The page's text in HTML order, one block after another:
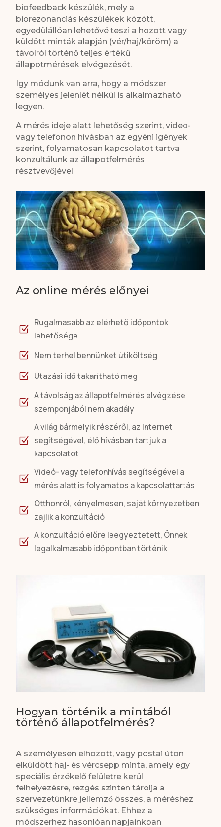
biofeedback készülék, mely a
biorezonanciás készülékek között,
egyedülállóan lehetővé teszi a hozott vagy
küldött minták alapján (vér/haj/köröm) a
távolról történő teljes értékű
állapotmérések elvégezését.
Igy módunk van arra, hogy a módszer
személyes jelenlét nélkül is alkalmazható
legyen.
A mérés ideje alatt lehetőség szerint, video-
vagy telefonon hívásban az egyéni igények
szerint, folyamatosan kapcsolatot tartva
konzultálunk az állapotfelmérés
résztvevőjével.
Az online mérés előnyei
Z
Rugalmasabb az elérhető időpontok
lehetősége
Z Nem terhel bennünket útiköltség
Z Utazási idő takarítható meg
Z
A távolság az állapotfelmérés elvégzése
szemponjából nem akadály
Z
A világ bármelyik részéről, az Internet
segítségével, élő hívásban tartjuk a
kapcsolatot
Z
Videó- vagy telefonhívás segítségével a
mérés alatt is folyamatos a kapcsolattartás
Z
Otthonról, kényelmesen, saját környezetben
zajlik a konzultáció
Z
A konzultáció előre leegyeztetett, Önnek
legalkalmasabb időpontban történik
Hogyan történik a mintából
történő állapotfelmérés?
A személyesen elhozott, vagy postai úton
elküldött haj- és vércsepp minta, amely egy
speciális érzékelő felületre kerül
felhelyezésre, rezgés szinten tárolja a
szervezetünkre jellemző összes, a méréshez
szükséges információkat. Ehhez a
módszerhez hasonlóan napjainkban